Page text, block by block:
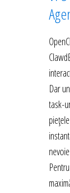
Dar
task-